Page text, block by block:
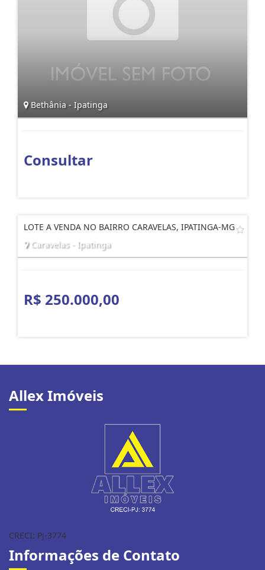
Bethânia - Ipatinga
Consultar
LOTE A VENDA NO BAIRRO CARAVELAS, IPATINGA-MG
Caravelas - Ipatinga
R$ 250.000,00
Allex Imóveis
CRECI: PJ-3774
Informações de Contato